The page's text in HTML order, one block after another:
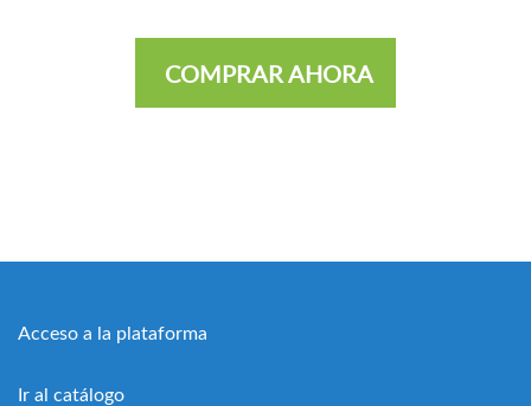
COMPRAR AHORA
Acceso a la plataforma
Ir al catálogo